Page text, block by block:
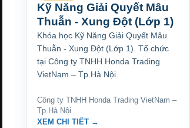
Kỹ Năng Giải Quyết Mâu
Thuẫn - Xung Đột (Lớp 1)
Khóa học Kỹ Năng Giải Quyết Mâu
Thuẫn - Xung Đột (Lớp 1). Tổ chức
tại Công ty TNHH Honda Trading
VietNam – Tp.Hà Nội.
Công ty TNHH Honda Trading VietNam –
Tp.Hà Nội
XEM CHI TIẾT →